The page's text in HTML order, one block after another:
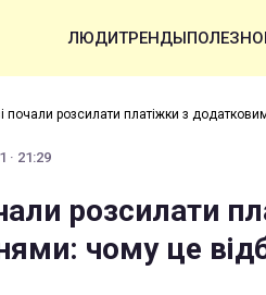
ЛЮДИТРЕНДЫ
почали розсилати платіжки з
· 21:29
розсилати
чому це